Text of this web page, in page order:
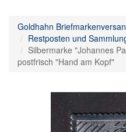
Goldhahn
Restposten und
Silbermarke "Johannes
postfrisch "Hand am Kopf"